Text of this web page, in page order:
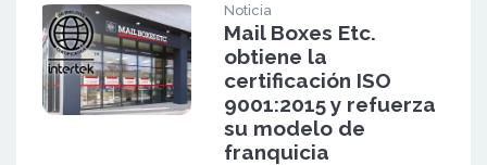
Noticia
Mail Boxes Etc.
obtiene la
certificación ISO
9001:2015 y refuerza
su modelo de
franquicia